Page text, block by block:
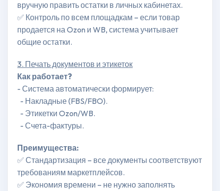
вручную править остатки в личных кабинетах.
✅ Контроль по всем площадкам – если товар
продается на Ozon и WB, система учитывает
общие остатки.
3. Печать документов и этикеток
Как работает?
- Система автоматически формирует:
- Накладные (FBS/FBO).
- Этикетки Ozon/WB.
- Счета-фактуры.
Преимущества:
✅ Стандартизация – все документы соответствуют
требованиям маркетплейсов.
✅ Экономия времени – не нужно заполнять